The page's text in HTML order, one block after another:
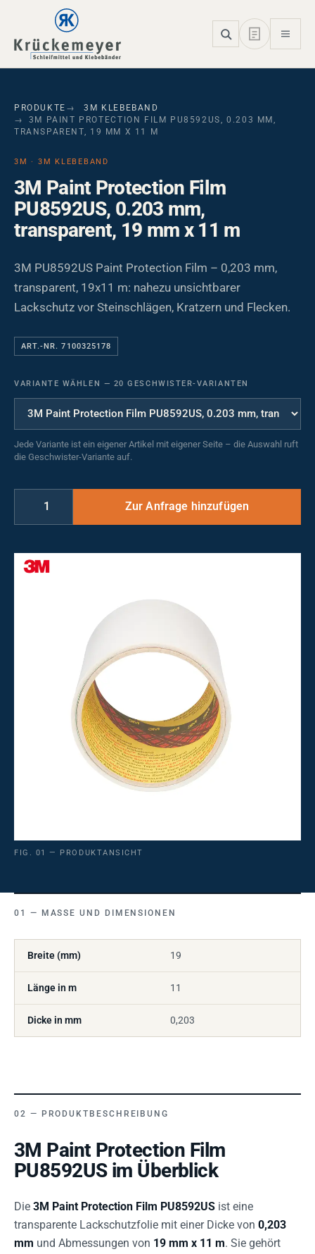
Skip to main navigation
Skip to main content
Skip to page footer
PRODUKTE
3M KLEBEBAND
3M PAINT PROTECTION FILM PU8592US, 0.203 MM,
TRANSPARENT, 19 MM X 11 M
3M · 3M KLEBEBAND
3M Paint Protection Film
PU8592US, 0.203 mm,
transparent, 19 mm x 11 m
3M PU8592US Paint Protection Film – 0,203 mm,
transparent, 19x11 m: nahezu unsichtbarer
Lackschutz vor Steinschlägen, Kratzern und Flecken.
ART.-NR. 7100325178
VARIANTE WÄHLEN — 20 GESCHWISTER-VARIANTEN
Jede Variante ist ein eigener Artikel mit eigener Seite – die Auswahl ruft
die Geschwister-Variante auf.
FIG. 01 — PRODUKTANSICHT
MASSE UND DIMENSIONEN
Breite (mm) 19
Länge in m 11
Dicke in mm 0,203
PRODUKTBESCHREIBUNG
3M Paint Protection Film
PU8592US im Überblick
Die 3M Paint Protection Film PU8592US ist eine
transparente Lackschutzfolie mit einer Dicke von 0,203
mm und Abmessungen von 19 mm x 11 m. Sie gehört